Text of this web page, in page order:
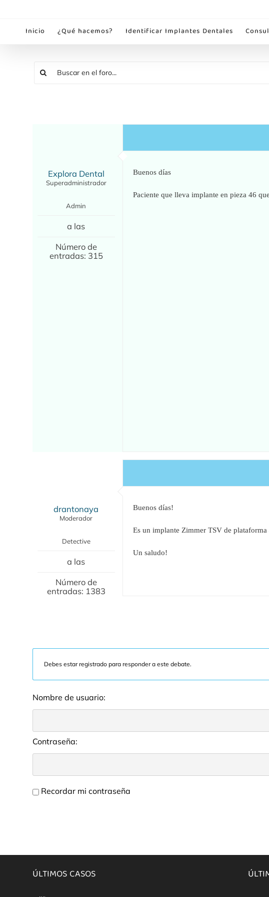
contenidoInicio ¿Qué hacemos? Identificar Implantes Dentales
Explora Dental
Superadministrador
Admin
a las
Número de
entradas: 315
Buenos días
Paciente que lleva implante en pieza 46
drantonaya
Moderador
Detective
a las
Número de
entradas: 1383
Buenos días!
Es un implante Zimmer TSV de
Un saludo!
Debes estar registrado para responder a este debate.
Nombre de usuario:
Contraseña:
Recordar mi contraseña
ÚLTIMOS CASOS